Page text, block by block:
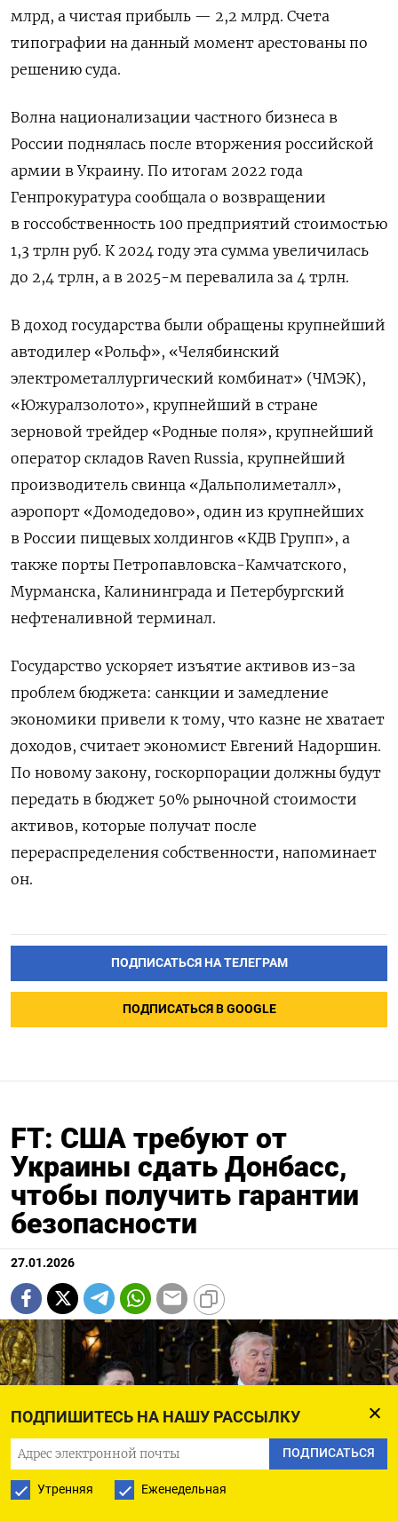
ПОДПИШИТЕСЬ НА НАШУ РАССЫЛКУ
ПОДПИСАТЬСЯ
Утренняя Еженедельная
млрд, а чистая прибыль — 2,2 млрд. Счета
типографии на данный момент арестованы по
решению суда.
Волна национализации частного бизнеса в
России поднялась после вторжения российской
армии в Украину. По итогам 2022 года
Генпрокуратура сообщала о возвращении
в госсобственность 100 предприятий стоимостью
1,3 трлн руб. К 2024 году эта сумма увеличилась
до 2,4 трлн, а в 2025-м перевалила за 4 трлн.
В доход государства были обращены крупнейший
автодилер «Рольф», «Челябинский
электрометаллургический комбинат» (ЧМЭК),
«Южуралзолото», крупнейший в стране
зерновой трейдер «Родные поля», крупнейший
оператор складов Raven Russia, крупнейший
производитель свинца «Дальполиметалл»,
аэропорт «Домодедово», один из крупнейших
в России пищевых холдингов «КДВ Групп», а
также порты Петропавловска-Камчатского,
Мурманска, Калининграда и Петербургский
нефтеналивной терминал.
Государство ускоряет изъятие активов из-за
проблем бюджета: санкции и замедление
экономики привели к тому, что казне не хватает
доходов, считает экономист Евгений Надоршин.
По новому закону, госкорпорации должны будут
передать в бюджет 50% рыночной стоимости
активов, которые получат после
перераспределения собственности, напоминает
он.
ПОДПИСАТЬСЯ НА ТЕЛЕГРАМ
ПОДПИСАТЬСЯ В GOOGLE
FT: США требуют от
Украины сдать Донбасс,
чтобы получить гарантии
безопасности
27.01.2026